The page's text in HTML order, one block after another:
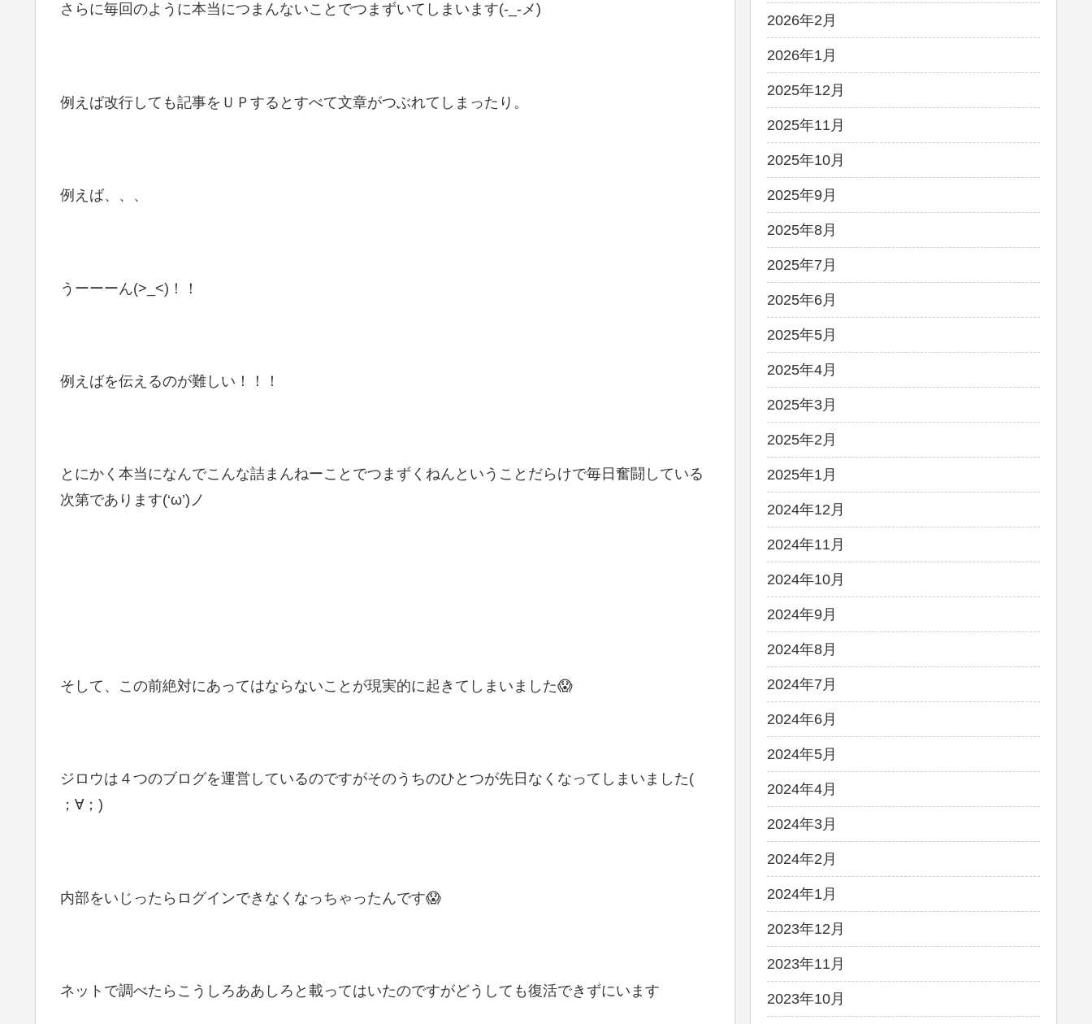
さらに毎回のように本当につまんないことでつまずいてしまいます(-_-メ)
例えば改行しても記事をＵＰするとすべて文章がつぶれてしまったり。
例えば、、、
うーーーん(>_<)！！
例えばを伝えるのが難しい！！！
とにかく本当になんでこんな詰まんねーことでつまずくねんということだらけで毎日奮闘している
次第であります(‘ω’)ノ
そして、この前絶対にあってはならないことが現実的に起きてしまいました😱
ジロウは４つのブログを運営しているのですがそのうちのひとつが先日なくなってしまいました(
；∀；)
内部をいじったらログインできなくなっちゃったんです😱
ネットで調べたらこうしろああしろと載ってはいたのですがどうしても復活できずにいます
2026年2月
2026年1月
2025年12月
2025年11月
2025年10月
2025年9月
2025年8月
2025年7月
2025年6月
2025年5月
2025年4月
2025年3月
2025年2月
2025年1月
2024年12月
2024年11月
2024年10月
2024年9月
2024年8月
2024年7月
2024年6月
2024年5月
2024年4月
2024年3月
2024年2月
2024年1月
2023年12月
2023年11月
2023年10月